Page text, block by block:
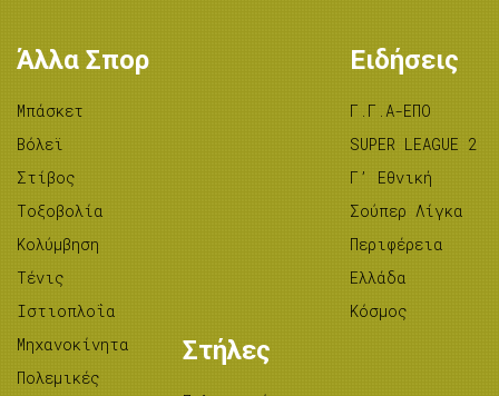
Άλλα Σπορ
Μπάσκετ
Βόλεϊ
Στίβος
Tοξοβολία
Κολύμβηση
Τένις
Ιστιοπλοΐα
Μηχανοκίνητα
Πολεμικές
Ειδήσεις
Γ.Γ.Α-ΕΠΟ
SUPER LEAGUE 2
Γ’ Εθνική
Σούπερ Λίγκα
Περιφέρεια
Ελλάδα
Κόσμος
Στήλες